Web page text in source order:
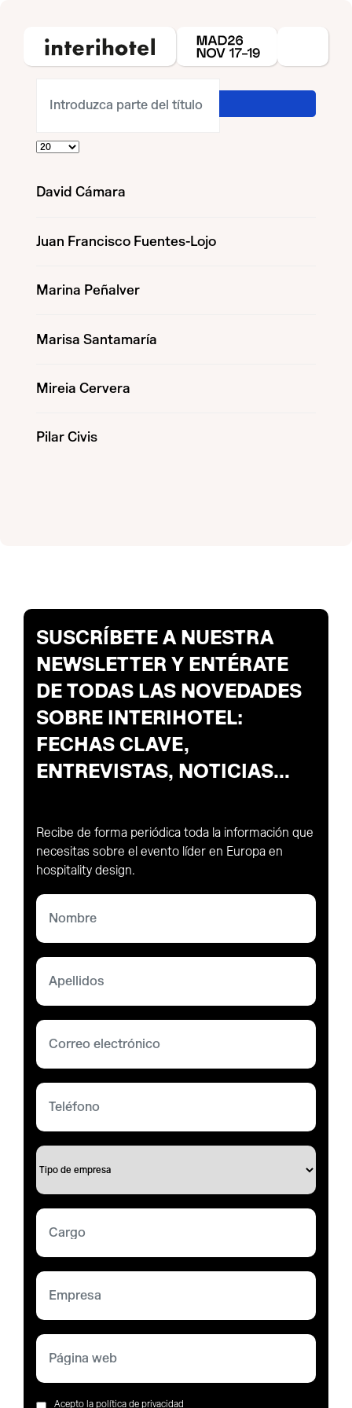
Cantidad a mostrar
David Cámara
Juan Francisco Fuentes-Lojo
Marina Peñalver
Marisa Santamaría
Mireia Cervera
Pilar Civis
SUSCRÍBETE A NUESTRA
NEWSLETTER Y ENTÉRATE
DE TODAS LAS NOVEDADES
SOBRE INTERIHOTEL:
FECHAS CLAVE,
ENTREVISTAS, NOTICIAS...
Recibe de forma periódica toda la información que
necesitas sobre el evento líder en Europa en
hospitality design.
Acepto la política de privacidad